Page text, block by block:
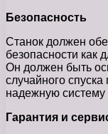
Безопасность
Станок должен
безопасности как
Он должен быть
случайного
надежную систему
Гарантия и